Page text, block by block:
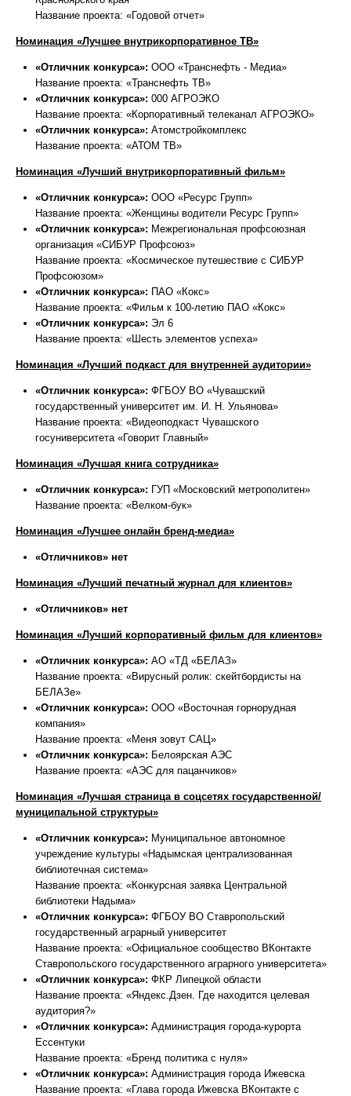
Название проекта: «Годовой отчет»
Номинация «Лучшее внутрикорпоративное ТВ»
«Отличник конкурса»: ООО «Транснефть - Медиа»
Название проекта: «Транснефть ТВ»
«Отличник конкурса»: 000 АГРОЭКО
Название проекта: «Корпоративный телеканал АГРОЭКО»
«Отличник конкурса»: Атомстройкомплекс
Название проекта: «АТОМ ТВ»
Номинация «Лучший внутрикорпоративный фильм»
«Отличник конкурса»: ООО «Ресурс Групп»
Название проекта: «Женщины водители Ресурс Групп»
«Отличник конкурса»: Межрегиональная профсоюзная
организация «СИБУР Профсоюз»
Название проекта: «Космическое путешествие с СИБУР
Профсоюзом»
«Отличник конкурса»: ПАО «Кокс»
Название проекта: «Фильм к 100-летию ПАО «Кокс»
«Отличник конкурса»: Эл 6
Название проекта: «Шесть элементов успеха»
Номинация «Лучший подкаст для внутренней аудитории»
«Отличник конкурса»: ФГБОУ ВО «Чувашский
государственный университет им. И. Н. Ульянова»
Название проекта: «Видеоподкаст Чувашского
госуниверситета «Говорит Главный»
Номинация «Лучшая книга сотрудника»
«Отличник конкурса»: ГУП «Московский метрополитен»
Название проекта: «Велком-бук»
Номинация «Лучшее онлайн бренд-медиа»
«Отличников» нет
Номинация «Лучший печатный журнал для клиентов»
«Отличников» нет
Номинация «Лучший корпоративный фильм для клиентов»
«Отличник конкурса»: АО «ТД «БЕЛАЗ»
Название проекта: «Вирусный ролик: скейтбордисты на
БЕЛАЗе»
«Отличник конкурса»: ООО «Восточная горнорудная
компания»
Название проекта: «Меня зовут САЦ»
«Отличник конкурса»: Белоярская АЭС
Название проекта: «АЭС для пацанчиков»
Номинация «Лучшая страница в соцсетях государственной/
муниципальной структуры»
«Отличник конкурса»: Муниципальное автономное
учреждение культуры «Надымская централизованная
библиотечная система»
Название проекта: «Конкурсная заявка Центральной
библиотеки Надыма»
«Отличник конкурса»: ФГБОУ ВО Ставропольский
государственный аграрный университет
Название проекта: «Официальное сообщество ВКонтакте
Ставропольского государственного аграрного университета»
«Отличник конкурса»: ФКР Липецкой области
Название проекта: «Яндекс.Дзен. Где находится целевая
аудитория?»
«Отличник конкурса»: Администрация города-курорта
Ессентуки
Название проекта: «Бренд политика с нуля»
«Отличник конкурса»: Администрация города Ижевска
Название проекта: «Глава города Ижевска ВКонтакте с